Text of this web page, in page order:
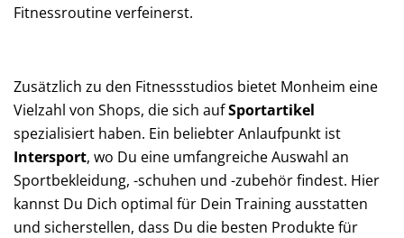
Fitnessroutine verfeinerst.
Zusätzlich zu den Fitnessstudios bietet Monheim eine
Vielzahl von Shops, die sich aufSportartikel
spezialisiert haben. Ein beliebter Anlaufpunkt ist
Intersport, wo Du eine umfangreiche Auswahl an
Sportbekleidung, -schuhen und -zubehör findest. Hier
kannst Du Dich optimal für Dein Training ausstatten
und sicherstellen, dass Du die besten Produkte für